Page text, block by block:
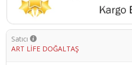
Satıcı
ART LİFE DOĞALTAŞ